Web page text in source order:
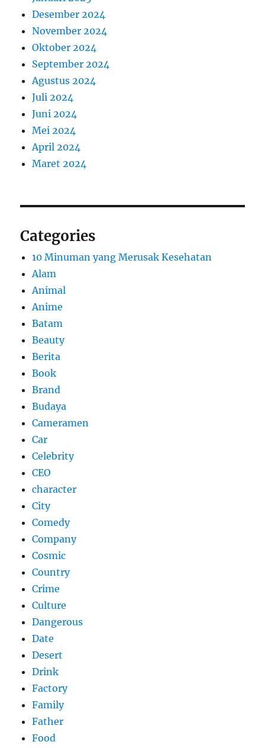
Desember 2024
November 2024
Oktober 2024
September 2024
Agustus 2024
Juli 2024
Juni 2024
Mei 2024
April 2024
Maret 2024
Categories
10 Minuman yang Merusak Kesehatan
Alam
Animal
Anime
Batam
Beauty
Berita
Book
Brand
Budaya
Cameramen
Car
Celebrity
CEO
character
City
Comedy
Company
Cosmic
Country
Crime
Culture
Dangerous
Date
Desert
Drink
Factory
Family
Father
Food